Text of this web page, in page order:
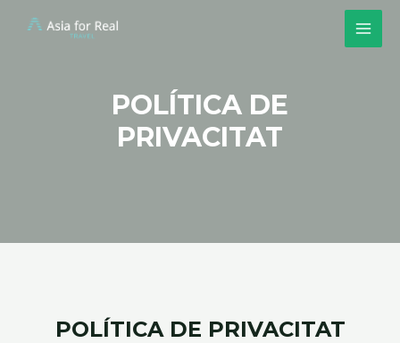
POLÍTICA DE
PRIVACITAT
POLÍTICA DE PRIVACITAT